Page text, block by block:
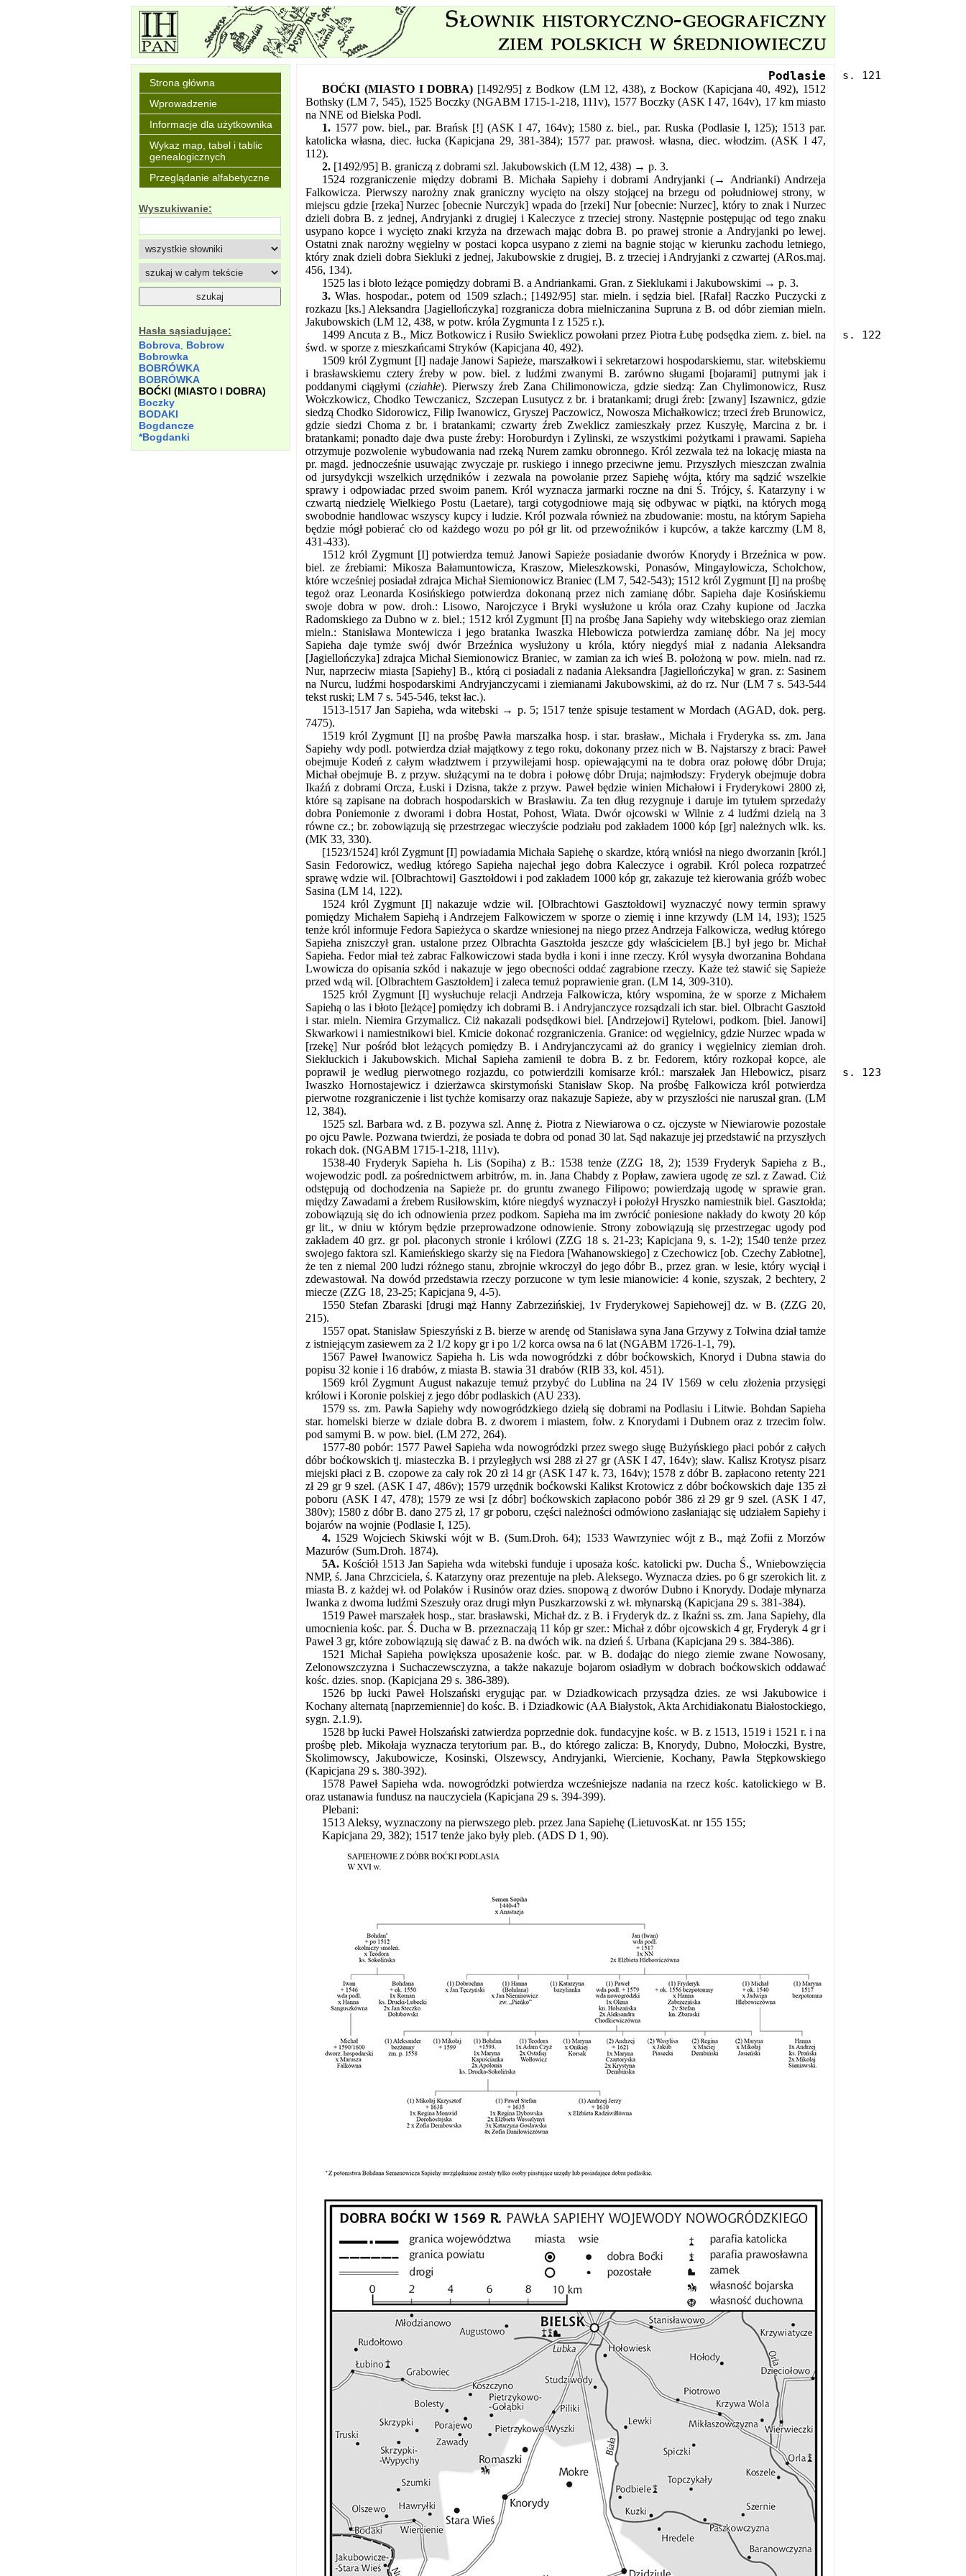
Strona główna
Wprowadzenie
Informacje dla użytkownika
Wykaz map, tabel i tablic
genealogicznych
Przeglądanie alfabetyczne
Wyszukiwanie:
Hasła sąsiadujące:
Bobrova Bobrow
Bobrowka
BOBRÓWKA
BOBRÓWKA
BOĆKI (MIASTO I DOBRA)
Boczky
BODAKI
Bogdancze
*Bogdanki
Podlasie
BOĆKI (MIASTO I DOBRA) [1492/95] z Bodkow (LM 12, 438), z Bockow (Kapicjana 40, 492), 1512
Bothsky (LM 7, 545), 1525 Boczky (NGABM 1715-1-218, 111v), 1577 Boczky (ASK I 47, 164v), 17 km miasto
na NNE od Bielska Podl.
1. 1577 pow. biel., par. Brańsk [!] (ASK I 47, 164v); 1580 z. biel., par. Ruska (Podlasie I, 125); 1513 par.
katolicka własna, diec. łucka (Kapicjana 29, 381-384); 1577 par. prawosł. własna, diec. włodzim. (ASK I 47,
112).
2. [1492/95] B. graniczą z dobrami szl. Jakubowskich (LM 12, 438) → p. 3.
1524 rozgraniczenie między dobrami B. Michała Sapiehy i dobrami Andryjanki (→ Andrianki) Andrzeja
Falkowicza. Pierwszy narożny znak graniczny wycięto na olszy stojącej na brzegu od południowej strony, w
miejscu gdzie [rzeka] Nurzec [obecnie Nurczyk] wpada do [rzeki] Nur [obecnie: Nurzec], który to znak i Nurzec
dzieli dobra B. z jednej, Andryjanki z drugiej i Kaleczyce z trzeciej strony. Następnie postępując od tego znaku
usypano kopce i wycięto znaki krzyża na drzewach mając dobra B. po prawej stronie a Andryjanki po lewej.
Ostatni znak narożny węgielny w postaci kopca usypano z ziemi na bagnie stojąc w kierunku zachodu letniego,
który znak dzieli dobra Siekluki z jednej, Jakubowskie z drugiej, B. z trzeciej i Andryjanki z czwartej (ARos.maj.
456, 134).
1525 las i błoto leżące pomiędzy dobrami B. a Andriankami. Gran. z Sieklukami i Jakubowskimi → p. 3.
3. Włas. hospodar., potem od 1509 szlach.; [1492/95] star. mieln. i sędzia biel. [Rafał] Raczko Puczycki z
rozkazu [ks.] Aleksandra [Jagiellończyka] rozgranicza dobra mielniczanina Supruna z B. od dóbr ziemian mieln.
Jakubowskich (LM 12, 438, w potw. króla Zygmunta I z 1525 r.).
1499 Ancuta z B., Micz Botkowicz i Rusiło Swieklicz powołani przez Piotra Łubę podsędka ziem. z. biel. na
śwd. w sporze z mieszkańcami Stryków (Kapicjana 40, 492).
1509 król Zygmunt [I] nadaje Janowi Sapieże, marszałkowi i sekretarzowi hospodarskiemu, star. witebskiemu
i brasławskiemu cztery źreby w pow. biel. z ludźmi zwanymi B. zarówno sługami [bojarami] putnymi jak i
poddanymi ciągłymi (cziahłe). Pierwszy źreb Zana Chilimonowicza, gdzie siedzą: Zan Chylimonowicz, Rusz
Wołczkowicz, Chodko Tewczanicz, Szczepan Lusutycz z br. i bratankami; drugi źreb: [zwany] Iszawnicz, gdzie
siedzą Chodko Sidorowicz, Filip Iwanowicz, Gryszej Paczowicz, Nowosza Michałkowicz; trzeci źreb Brunowicz,
gdzie siedzi Choma z br. i bratankami; czwarty źreb Zweklicz zamieszkały przez Kuszyłę, Marcina z br. i
bratankami; ponadto daje dwa puste źreby: Horoburdyn i Zylinski, ze wszystkimi pożytkami i prawami. Sapieha
otrzymuje pozwolenie wybudowania nad rzeką Nurem zamku obronnego. Król zezwala też na lokację miasta na
pr. magd. jednocześnie usuwając zwyczaje pr. ruskiego i innego przeciwne jemu. Przyszłych mieszczan zwalnia
od jursydykcji wszelkich urzędników i zezwala na powołanie przez Sapiehę wójta, który ma sądzić wszelkie
sprawy i odpowiadac przed swoim panem. Król wyznacza jarmarki roczne na dni Ś. Trójcy, ś. Katarzyny i w
czwartą niedzielę Wielkiego Postu (Laetare), targi cotygodniowe mają się odbywac w piątki, na których mogą
swobodnie handlowac wszyscy kupcy i ludzie. Król pozwala również na zbudowanie: mostu, na którym Sapieha
będzie mógł pobierać cło od każdego wozu po pół gr lit. od przewoźników i kupców, a także karczmy (LM 8,
431-433).
1512 król Zygmunt [I] potwierdza temuż Janowi Sapieże posiadanie dworów Knorydy i Brzeźnica w pow.
biel. ze źrebiami: Mikosza Bałamuntowicza, Kraszow, Mieleszkowski, Ponasów, Mingaylowicza, Scholchow,
które wcześniej posiadał zdrajca Michał Siemionowicz Braniec (LM 7, 542-543); 1512 król Zygmunt [I] na prośbę
tegoż oraz Leonarda Kosińskiego potwierdza dokonaną przez nich zamianę dóbr. Sapieha daje Kosińskiemu
swoje dobra w pow. droh.: Lisowo, Narojczyce i Bryki wysłużone u króla oraz Czahy kupione od Jaczka
Radomskiego za Dubno w z. biel.; 1512 król Zygmunt [I] na prośbę Jana Sapiehy wdy witebskiego oraz ziemian
mieln.: Stanisława Montewicza i jego bratanka Iwaszka Hlebowicza potwierdza zamianę dóbr. Na jej mocy
Sapieha daje tymże swój dwór Brzeźnica wysłużony u króla, który niegdyś miał z nadania Aleksandra
[Jagiellończyka] zdrajca Michał Siemionowicz Braniec, w zamian za ich wieś B. położoną w pow. mieln. nad rz.
Nur, naprzeciw miasta [Sapiehy] B., którą ci posiadali z nadania Aleksandra [Jagiellończyka] w gran. z: Sasinem
na Nurcu, ludźmi hospodarskimi Andryjanczycami i ziemianami Jakubowskimi, aż do rz. Nur (LM 7 s. 543-544
tekst ruski; LM 7 s. 545-546, tekst łac.).
1513-1517 Jan Sapieha, wda witebski → p. 5; 1517 tenże spisuje testament w Mordach (AGAD, dok. perg.
7475).
1519 król Zygmunt [I] na prośbę Pawła marszałka hosp. i star. brasław., Michała i Fryderyka ss. zm. Jana
Sapiehy wdy podl. potwierdza dział majątkowy z tego roku, dokonany przez nich w B. Najstarszy z braci: Paweł
obejmuje Kodeń z całym władztwem i przywilejami hosp. opiewającymi na te dobra oraz połowę dóbr Druja;
Michał obejmuje B. z przyw. służącymi na te dobra i połowę dóbr Druja; najmłodszy: Fryderyk obejmuje dobra
Ikaźń z dobrami Orcza, Łuski i Dzisna, także z przyw. Paweł będzie winien Michałowi i Fryderykowi 2800 zł,
które są zapisane na dobrach hospodarskich w Brasławiu. Za ten dług rezygnuje i daruje im tytułem sprzedaży
dobra Poniemonie z dworami i dobra Hostat, Pohost, Wiata. Dwór ojcowski w Wilnie z 4 ludźmi dzielą na 3
równe cz.; br. zobowiązują się przestrzegac wieczyście podziału pod zakładem 1000 kóp [gr] należnych wlk. ks.
(MK 33, 330).
[1523/1524] król Zygmunt [I] powiadamia Michała Sapiehę o skardze, którą wniósł na niego dworzanin [król.]
Sasin Fedorowicz, według którego Sapieha najechał jego dobra Kaleczyce i ograbił. Król poleca rozpatrzeć
sprawę wdzie wil. [Olbrachtowi] Gasztołdowi i pod zakładem 1000 kóp gr, zakazuje też kierowania gróźb wobec
Sasina (LM 14, 122).
1524 król Zygmunt [I] nakazuje wdzie wil. [Olbrachtowi Gasztołdowi] wyznaczyć nowy termin sprawy
pomiędzy Michałem Sapiehą i Andrzejem Falkowiczem w sporze o ziemię i inne krzywdy (LM 14, 193); 1525
tenże król informuje Fedora Sapieżyca o skardze wniesionej na niego przez Andrzeja Falkowicza, według którego
Sapieha zniszczył gran. ustalone przez Olbrachta Gasztołda jeszcze gdy właścicielem [B.] był jego br. Michał
Sapieha. Fedor miał też zabrac Falkowiczowi stada bydła i koni i inne rzeczy. Król wysyła dworzanina Bohdana
Lwowicza do opisania szkód i nakazuje w jego obecności oddać zagrabione rzeczy. Każe też stawić się Sapieże
przed wdą wil. [Olbrachtem Gasztołdem] i zaleca temuż poprawienie gran. (LM 14, 309-310).
1525 król Zygmunt [I] wysłuchuje relacji Andrzeja Falkowicza, który wspomina, że w sporze z Michałem
Sapiehą o las i błoto [leżące] pomiędzy ich dobrami B. i Andryjanczyce rozsądzali ich star. biel. Olbracht Gasztołd
i star. mieln. Niemira Grzymalicz. Ciż nakazali podsędkowi biel. [Andrzejowi] Rytelowi, podkom. [biel. Janowi]
Skwarkowi i namiestnikowi biel. Kmicie dokonać rozgraniczenia. Granice: od węgielnicy, gdzie Nurzec wpada w
[rzekę] Nur pośród błot leżących pomiędzy B. i Andryjanczycami aż do granicy i węgielnicy ziemian droh.
Siekluckich i Jakubowskich. Michał Sapieha zamienił te dobra B. z br. Fedorem, który rozkopał kopce, ale
poprawił je według pierwotnego rozjazdu, co potwierdzili komisarze król.: marszałek Jan Hlebowicz, pisarz
Iwaszko Hornostajewicz i dzierżawca skirstymoński Stanisław Skop. Na prośbę Falkowicza król potwierdza
pierwotne rozgraniczenie i list tychże komisarzy oraz nakazuje Sapieże, aby w przyszłości nie naruszał gran. (LM
12, 384).
1525 szl. Barbara wd. z B. pozywa szl. Annę ż. Piotra z Niewiarowa o cz. ojczyste w Niewiarowie pozostałe
po ojcu Pawle. Pozwana twierdzi, że posiada te dobra od ponad 30 lat. Sąd nakazuje jej przedstawić na przyszłych
rokach dok. (NGABM 1715-1-218, 111v).
1538-40 Fryderyk Sapieha h. Lis (Sopiha) z B.: 1538 tenże (ZZG 18, 2); 1539 Fryderyk Sapieha z B.,
wojewodzic podl. za pośrednictwem arbitrów, m. in. Jana Chabdy z Popław, zawiera ugodę ze szl. z Zawad. Ciż
odstępują od dochodzenia na Sapieże pr. do gruntu zwanego Filipowo; powierdzają ugodę w sprawie gran.
między Zawadami a źrebem Rusiłowskim, które niegdyś wyznaczył i położył Hryszko namiestnik biel. Gasztołda;
zobowiązują się do ich odnowienia przez podkom. Sapieha ma im zwrócić poniesione nakłady do kwoty 20 kóp
gr lit., w dniu w którym będzie przeprowadzone odnowienie. Strony zobowiązują się przestrzegac ugody pod
zakładem 40 grz. gr pol. płaconych stronie i królowi (ZZG 18 s. 21-23; Kapicjana 9, s. 1-2); 1540 tenże przez
swojego faktora szl. Kamieńskiego skarży się na Fiedora [Wahanowskiego] z Czechowicz [ob. Czechy Zabłotne],
że ten z niemal 200 ludzi różnego stanu, zbrojnie wkroczył do jego dóbr B., przez gran. w lesie, który wyciął i
zdewastował. Na dowód przedstawia rzeczy porzucone w tym lesie mianowicie: 4 konie, szyszak, 2 bechtery, 2
miecze (ZZG 18, 23-25; Kapicjana 9, 4-5).
1550 Stefan Zbaraski [drugi mąż Hanny Zabrzezińskiej, 1v Fryderykowej Sapiehowej] dz. w B. (ZZG 20,
215).
1557 opat. Stanisław Spieszyński z B. bierze w arendę od Stanisława syna Jana Grzywy z Tołwina dział tamże
z istniejącym zasiewem za 2 1/2 kopy gr i po 1/2 korca owsa na 6 lat (NGABM 1726-1-1, 79).
1567 Paweł Iwanowicz Sapieha h. Lis wda nowogródzki z dóbr boćkowskich, Knoryd i Dubna stawia do
popisu 32 konie i 16 drabów, z miasta B. stawia 31 drabów (RIB 33, kol. 451).
1569 król Zygmunt August nakazuje temuż przybyć do Lublina na 24 IV 1569 w celu złożenia przysięgi
królowi i Koronie polskiej z jego dóbr podlaskich (AU 233).
1579 ss. zm. Pawła Sapiehy wdy nowogródzkiego dzielą się dobrami na Podlasiu i Litwie. Bohdan Sapieha
star. homelski bierze w dziale dobra B. z dworem i miastem, folw. z Knorydami i Dubnem oraz z trzecim folw.
pod samymi B. w pow. biel. (LM 272, 264).
1577-80 pobór: 1577 Paweł Sapieha wda nowogródzki przez swego sługę Bużyńskiego płaci pobór z całych
dóbr boćkowskich tj. miasteczka B. i przyległych wsi 288 zł 27 gr (ASK I 47, 164v); sław. Kalisz Krotysz pisarz
miejski płaci z B. czopowe za cały rok 20 zł 14 gr (ASK I 47 k. 73, 164v); 1578 z dóbr B. zapłacono retenty 221
zł 29 gr 9 szel. (ASK I 47, 486v); 1579 urzędnik boćkowski Kalikst Krotowicz z dóbr boćkowskich daje 135 zł
poboru (ASK I 47, 478); 1579 ze wsi [z dóbr] boćkowskich zapłacono pobór 386 zł 29 gr 9 szel. (ASK I 47,
380v); 1580 z dóbr B. dano 275 zł, 17 gr poboru, części należności odmówiono zasłaniając się udziałem Sapiehy i
bojarów na wojnie (Podlasie I, 125).
4. 1529 Wojciech Skiwski wójt w B. (Sum.Droh. 64); 1533 Wawrzyniec wójt z B., mąż Zofii z Morzów
Mazurów (Sum.Droh. 1874).
5A. Kościół 1513 Jan Sapieha wda witebski funduje i uposaża kośc. katolicki pw. Ducha Ś., Wniebowzięcia
NMP, ś. Jana Chrzciciela, ś. Katarzyny oraz prezentuje na pleb. Aleksego. Wyznacza dzies. po 6 gr szerokich lit. z
miasta B. z każdej wł. od Polaków i Rusinów oraz dzies. snopową z dworów Dubno i Knorydy. Dodaje młynarza
Iwanka z dwoma ludźmi Szeszuły oraz drugi młyn Puszkarzowski z wł. młynarską (Kapicjana 29 s. 381-384).
1519 Paweł marszałek hosp., star. brasławski, Michał dz. z B. i Fryderyk dz. z Ikaźni ss. zm. Jana Sapiehy, dla
umocnienia kośc. par. Ś. Ducha w B. przeznaczają 11 kóp gr szer.: Michał z dóbr ojcowskich 4 gr, Fryderyk 4 gr i
Paweł 3 gr, które zobowiązują się dawać z B. na dwóch wik. na dzień ś. Urbana (Kapicjana 29 s. 384-386).
1521 Michał Sapieha powiększa uposażenie kośc. par. w B. dodając do niego ziemie zwane Nowosany,
Zelonowszczyzna i Suchaczewsczyzna, a także nakazuje bojarom osiadłym w dobrach boćkowskich oddawać
kośc. dzies. snop. (Kapicjana 29 s. 386-389).
1526 bp łucki Paweł Holszański erygując par. w Dziadkowicach przysądza dzies. ze wsi Jakubowice i
Kochany alternatą [naprzemiennie] do kośc. B. i Dziadkowic (AA Białystok, Akta Archidiakonatu Białostockiego,
sygn. 2.1.9).
1528 bp łucki Paweł Holszański zatwierdza poprzednie dok. fundacyjne kośc. w B. z 1513, 1519 i 1521 r. i na
prośbę pleb. Mikołaja wyznacza terytorium par. B., do którego zalicza: B, Knorydy, Dubno, Mołoczki, Bystre,
Skolimowscy, Jakubowicze, Kosinski, Olszewscy, Andryjanki, Wiercienie, Kochany, Pawła Stępkowskiego
(Kapicjana 29 s. 380-392).
1578 Paweł Sapieha wda. nowogródzki potwierdza wcześniejsze nadania na rzecz kośc. katolickiego w B.
oraz ustanawia fundusz na nauczyciela (Kapicjana 29 s. 394-399).
Plebani:
1513 Aleksy, wyznaczony na pierwszego pleb. przez Jana Sapiehę (LietuvosKat. nr 155 155;
Kapicjana 29, 382); 1517 tenże jako były pleb. (ADS D 1, 90).